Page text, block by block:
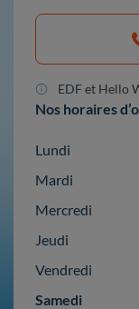
EDF et Hello
Nos horaires
Lundi
Mardi
Mercredi
Jeudi
Vendredi
Samedi